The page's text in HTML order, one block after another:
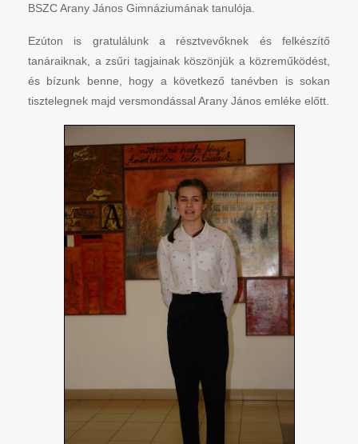
BSZC Arany János Gimnáziumának tanulója.
Ezúton is gratulálunk a résztvevőknek és felkészítő
tanáraiknak, a zsűri tagjainak köszönjük a közreműködést,
és bízunk benne, hogy a következő tanévben is sokan
tisztelegnek majd versmondással Arany János emléke előtt.